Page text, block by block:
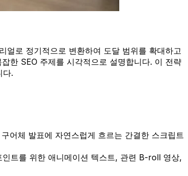
로 정기적으로 변환하여 도달 범위를 확대하고
한 SEO 주제를 시각적으로 설명합니다. 이 전략
다.
어체 발표에 자연스럽게 흐르는 간결한 스크립트
트를 위한 애니메이션 텍스트, 관련 B-roll 영상,